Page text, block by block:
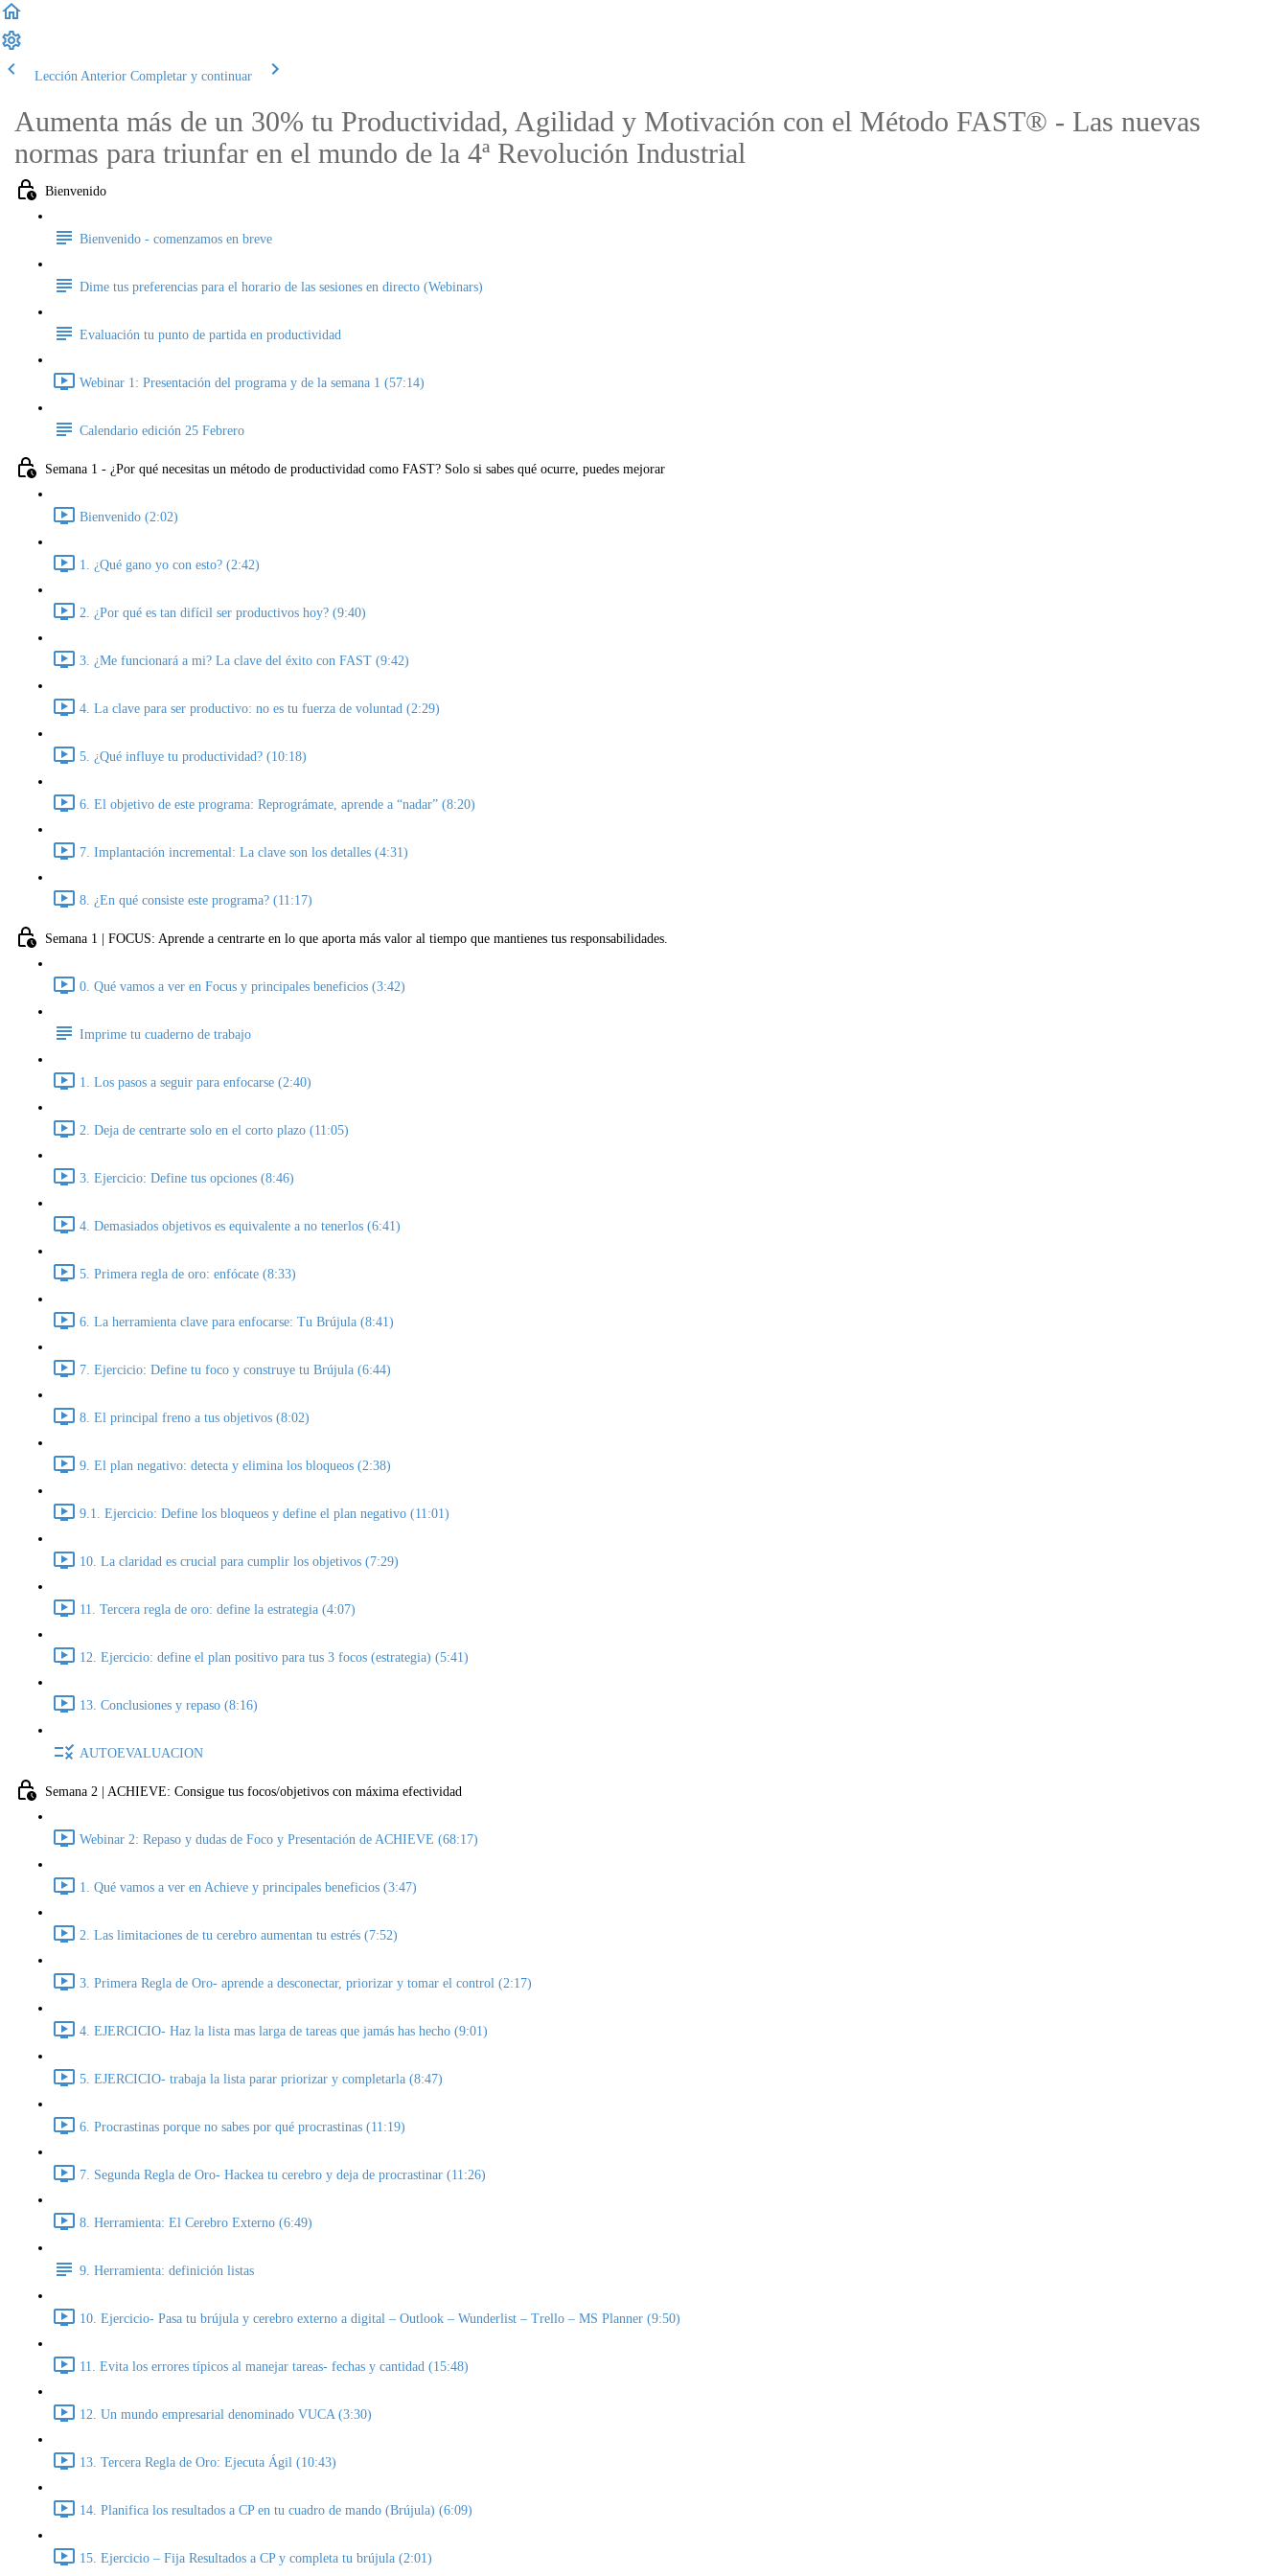
Lección Anterior Completar y continuar
Aumenta más de un 30% tu Productividad, Agilidad y Motivación con el Método FAST® - Las nuevas
normas para triunfar en el mundo de la 4ª Revolución Industrial
Bienvenido
Bienvenido - comenzamos en breve
Dime tus preferencias para el horario de las sesiones en directo (Webinars)
Evaluación tu punto de partida en productividad
Webinar 1: Presentación del programa y de la semana 1 (57:14)
Calendario edición 25 Febrero
Semana 1 - ¿Por qué necesitas un método de productividad como FAST? Solo si sabes qué ocurre, puedes mejorar
Bienvenido (2:02)
1. ¿Qué gano yo con esto? (2:42)
2. ¿Por qué es tan difícil ser productivos hoy? (9:40)
3. ¿Me funcionará a mi? La clave del éxito con FAST (9:42)
4. La clave para ser productivo: no es tu fuerza de voluntad (2:29)
5. ¿Qué influye tu productividad? (10:18)
6. El objetivo de este programa: Reprográmate, aprende a “nadar” (8:20)
7. Implantación incremental: La clave son los detalles (4:31)
8. ¿En qué consiste este programa? (11:17)
Semana 1 | FOCUS: Aprende a centrarte en lo que aporta más valor al tiempo que mantienes tus responsabilidades.
0. Qué vamos a ver en Focus y principales beneficios (3:42)
Imprime tu cuaderno de trabajo
1. Los pasos a seguir para enfocarse (2:40)
2. Deja de centrarte solo en el corto plazo (11:05)
3. Ejercicio: Define tus opciones (8:46)
4. Demasiados objetivos es equivalente a no tenerlos (6:41)
5. Primera regla de oro: enfócate (8:33)
6. La herramienta clave para enfocarse: Tu Brújula (8:41)
7. Ejercicio: Define tu foco y construye tu Brújula (6:44)
8. El principal freno a tus objetivos (8:02)
9. El plan negativo: detecta y elimina los bloqueos (2:38)
9.1. Ejercicio: Define los bloqueos y define el plan negativo (11:01)
10. La claridad es crucial para cumplir los objetivos (7:29)
11. Tercera regla de oro: define la estrategia (4:07)
12. Ejercicio: define el plan positivo para tus 3 focos (estrategia) (5:41)
13. Conclusiones y repaso (8:16)
AUTOEVALUACION
Semana 2 | ACHIEVE: Consigue tus focos/objetivos con máxima efectividad
Webinar 2: Repaso y dudas de Foco y Presentación de ACHIEVE (68:17)
1. Qué vamos a ver en Achieve y principales beneficios (3:47)
2. Las limitaciones de tu cerebro aumentan tu estrés (7:52)
3. Primera Regla de Oro- aprende a desconectar, priorizar y tomar el control (2:17)
4. EJERCICIO- Haz la lista mas larga de tareas que jamás has hecho (9:01)
5. EJERCICIO- trabaja la lista parar priorizar y completarla (8:47)
6. Procrastinas porque no sabes por qué procrastinas (11:19)
7. Segunda Regla de Oro- Hackea tu cerebro y deja de procrastinar (11:26)
8. Herramienta: El Cerebro Externo (6:49)
9. Herramienta: definición listas
10. Ejercicio- Pasa tu brújula y cerebro externo a digital – Outlook – Wunderlist – Trello – MS Planner (9:50)
11. Evita los errores típicos al manejar tareas- fechas y cantidad (15:48)
12. Un mundo empresarial denominado VUCA (3:30)
13. Tercera Regla de Oro: Ejecuta Ágil (10:43)
14. Planifica los resultados a CP en tu cuadro de mando (Brújula) (6:09)
15. Ejercicio – Fija Resultados a CP y completa tu brújula (2:01)